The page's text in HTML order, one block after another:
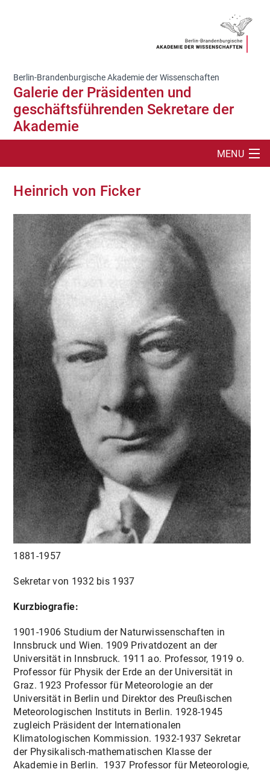
Berlin-Brandenburgische Akademie der Wissenschaften
Galerie der Präsidenten und
geschäftsführenden Sekretare der
Akademie
MENU
SUCHE
DIE PRÄSIDENTENGALERIE
INFORMATIONEN ZUR PRÄSIDENTENGALERIE
Heinrich von Ficker
1881-1957
Sekretar von 1932 bis 1937
Kurzbiografie:
1901-1906 Studium der Naturwissenschaften in
Innsbruck und Wien. 1909 Privatdozent an der
Universität in Innsbruck. 1911 ao. Professor, 1919 o.
Professor für Physik der Erde an der Universität in
Graz. 1923 Professor für Meteorologie an der
Universität in Berlin und Direktor des Preußischen
Meteorologischen Instituts in Berlin. 1928-1945
zugleich Präsident der Internationalen
Klimatologischen Kommission. 1932-1937 Sekretar
der Physikalisch-mathematischen Klasse der
Akademie in Berlin. 1937 Professor für Meteorologie,